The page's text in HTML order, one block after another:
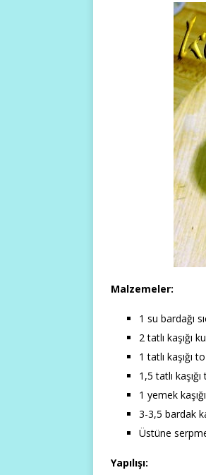
Malzemeler:
1 su bardağı
2 tatlı kaşığı
1 tatlı kaşığı
1,5 tatlı kaşığı
1 yemek
3-3,5 bardak
Üstüne
Yapılışı: